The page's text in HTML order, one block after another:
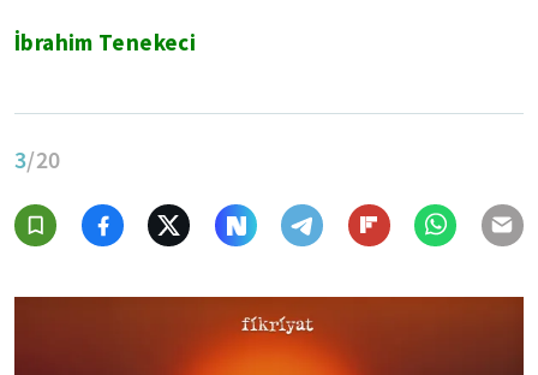
İbrahim Tenekeci
3/20